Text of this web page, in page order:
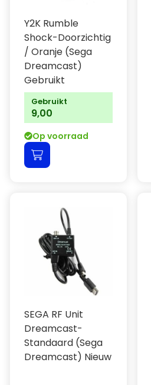
Y2K Rumble
Shock-Doorzichtig
/ Oranje (Sega
Dreamcast)
Gebruikt
Gebruikt
9,00
Op voorraad
SEGA RF Unit
Dreamcast-
Standaard (Sega
Dreamcast) Nieuw